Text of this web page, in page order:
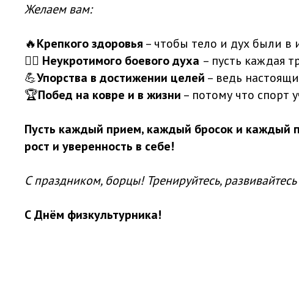
Желаем вам:
🔥Крепкого здоровья – чтобы тело и дух были в
🤼‍♂️ Неукротимого боевого духа – пусть каждая
💪Упорства в достижении целей – ведь
🏆Побед на ковре и в жизни – потому что спорт
Пусть каждый прием, каждый бросок и каждый
рост и уверенность в себе!
С праздником, борцы! Тренируйтесь,
С Днём физкультурника!